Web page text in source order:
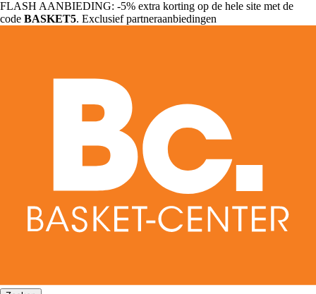
FLASH AANBIEDING: -5% extra korting op de hele site met de
code BASKET5. Exclusief partneraanbiedingen